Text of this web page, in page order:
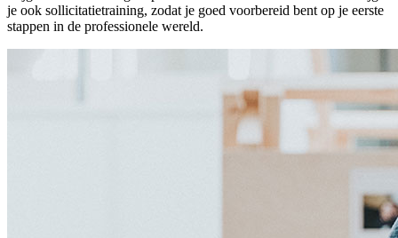
je ook sollicitatietraining, zodat je goed voorbereid bent op je eerste
stappen in de professionele wereld.